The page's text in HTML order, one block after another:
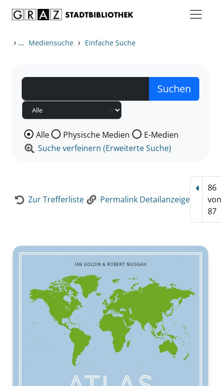
› ... Mediensuche › Einfache Suche
Wählen Sie die Medienart nach der Sie suchen wollen.
Alle Physische Medien
E-Medien
Suche verfeinern (Erweiterte Suche)
Zur Trefferliste Permalink Detailanzeige
86
von
87